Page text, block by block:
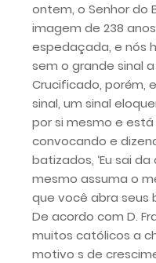
ontem, o Senhor do
imagem de 238
espedaçada, e nós
sem o grande sinal
Crucificado, porém,
sinal, um sinal
por si mesmo e
convocando e
batizados, ‘Eu sai
mesmo assuma o
que você abra seus
De acordo com D.
muitos católicos a
motivo s de